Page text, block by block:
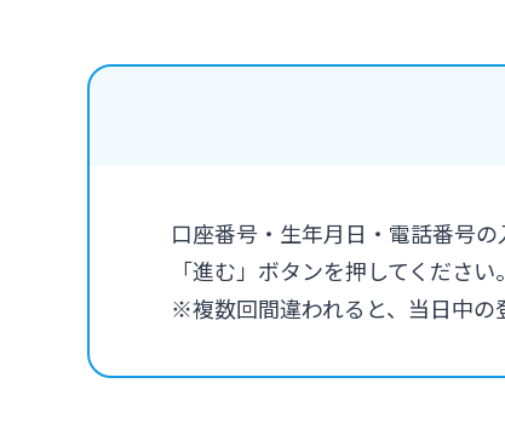
口座番号・生年月日・電話番号
「進む」ボタンを押してくださ
※複数回間違われると、当日中の